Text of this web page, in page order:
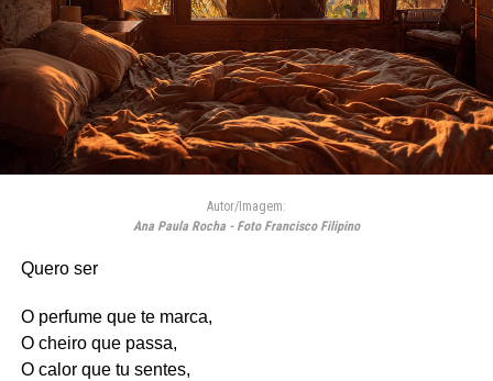
Autor/Imagem:
Ana Paula Rocha - Foto Francisco Filipino
Quero ser
O perfume que te marca,
O cheiro que passa,
O calor que tu sentes,